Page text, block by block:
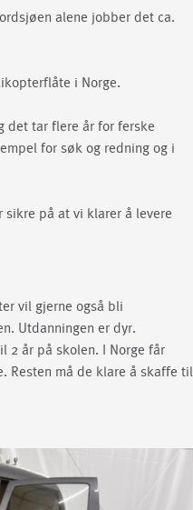
alene jobber det ca.
i Norge.
det tar flere år for ferske
for søk og redning og i
på at vi klarer å levere
vil gjerne også bli
Utdanningen er dyr.
2 år på skolen. I Norge får
Resten må de klare å skaffe til